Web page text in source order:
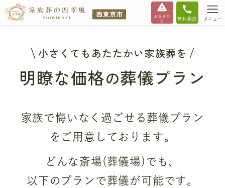
お急ぎの
方
無料相談 メニュー
小さくてもあたたかい家族葬を
明瞭な価格の葬儀プラン
家族で悔いなく過ごせる葬儀プラン
をご用意しております。
どんな斎場(葬儀場)でも、
以下のプランで葬儀が可能です。